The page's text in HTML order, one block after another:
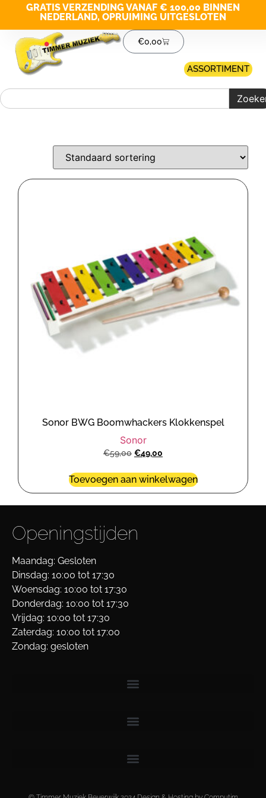
GRATIS VERZENDING VANAF € 100,00 BINNEN
NEDERLAND, OPRUIMING UITGESLOTEN
€0,00
ASSORTIMENT
Merk filter
Sonor BWG Boomwhackers Klokkenspel
Sonor
€59,00 €49,00
Toevoegen aan winkelwagen
Openingstijden
Maandag: Gesloten
Dinsdag: 10:00 tot 17:30
Woensdag: 10:00 tot 17:30
Donderdag: 10:00 tot 17:30
Vrijdag: 10:00 tot 17:30
Zaterdag: 10:00 tot 17:00
Zondag: gesloten